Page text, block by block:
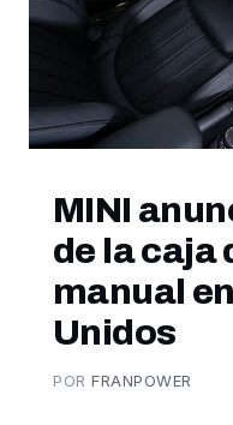
MINI
de la caja
manual
Unidos
PORFRANPOWER